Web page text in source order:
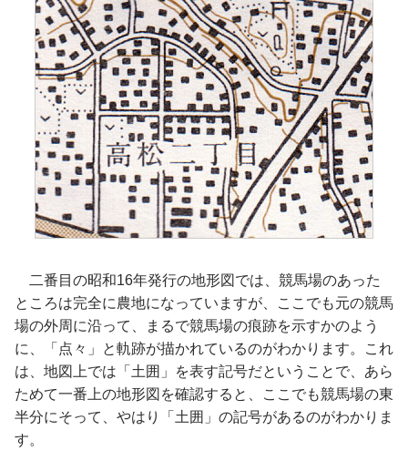
二番目の昭和16年発行の地形図では、競馬場のあった
ところは完全に農地になっていますが、ここでも元の競馬
場の外周に沿って、まるで競馬場の痕跡を示すかのよう
に、「点々」と軌跡が描かれているのがわかります。これ
は、地図上では「土囲」を表す記号だということで、あら
ためて一番上の地形図を確認すると、ここでも競馬場の東
半分にそって、やはり「土囲」の記号があるのがわかりま
す。